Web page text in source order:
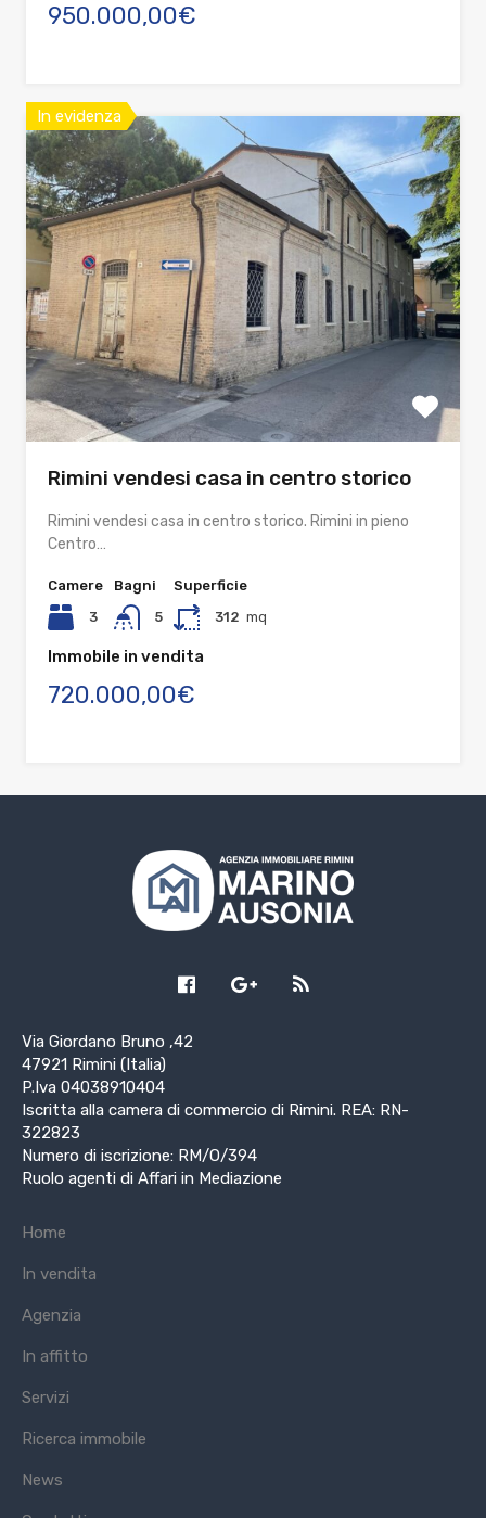
950.000,00€
In evidenza
Rimini vendesi casa in centro storico
Rimini vendesi casa in centro storico. Rimini in pieno
Centro…
Camere
3
Bagni
5
Superficie
312 mq
Immobile in vendita
720.000,00€
Via Giordano Bruno ,42
47921 Rimini (Italia)
P.Iva 04038910404
Iscritta alla camera di commercio di Rimini. REA: RN-
322823
Numero di iscrizione: RM/O/394
Ruolo agenti di Affari in Mediazione
Home
In vendita
Agenzia
In affitto
Servizi
Ricerca immobile
News